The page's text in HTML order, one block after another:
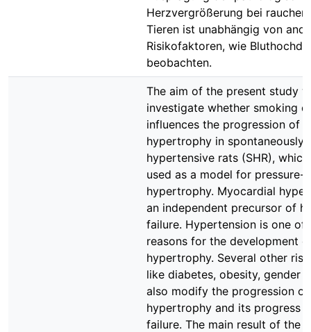
Herzvergrößerung bei
Tieren ist unabhängig von
Risikofaktoren, wie
beobachten.
The aim of the present study
investigate whether smoking
influences the progression of
hypertrophy in spontaneously
hypertensive rats (SHR),
used as a model for pressure-
hypertrophy. Myocardial
an independent precursor of
failure. Hypertension is one of
reasons for the development
hypertrophy. Several other
like diabetes, obesity, gender
also modify the progression of
hypertrophy and its progress
failure. The main result of the